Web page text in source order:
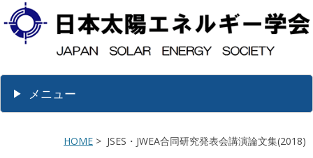
メニュー
HOME > JSES・JWEA合同研究発表会講演論文集(2018)